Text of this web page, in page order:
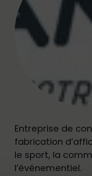
Entreprise de
fabrication
le sport, la
l’événementiel.